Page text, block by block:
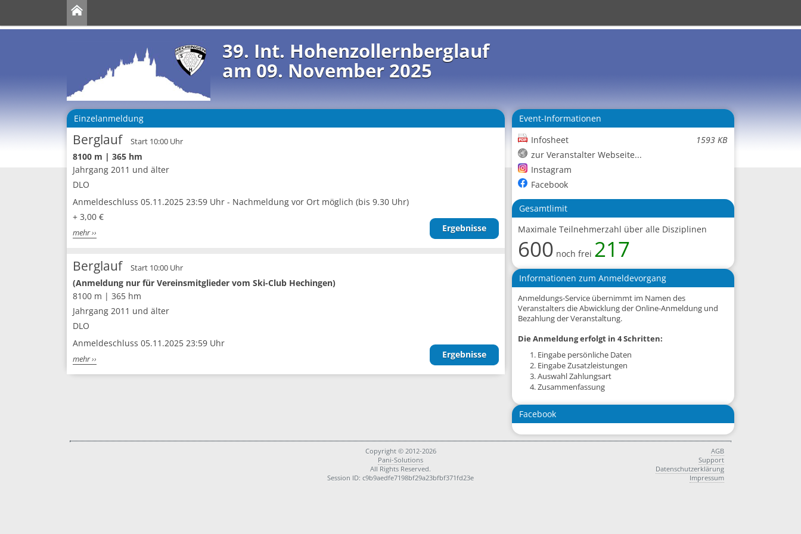
39. Int. Hohenzollernberglauf
am 09. November 2025
Einzelanmeldung
Berglauf Start 10:00 Uhr
8100 m | 365 hm
Jahrgang 2011 und älter
DLO
Anmeldeschluss 05.11.2025 23:59 Uhr - Nachmeldung vor Ort möglich (bis 9.30 Uhr)
+ 3,00 €
mehr ›› Ergebnisse
Berglauf Start 10:00 Uhr
(Anmeldung nur für Vereinsmitglieder vom Ski-Club Hechingen)
8100 m | 365 hm
Jahrgang 2011 und älter
DLO
Anmeldeschluss 05.11.2025 23:59 Uhr
mehr ›› Ergebnisse
Event-Informationen
Infosheet
1593 KB
zur Veranstalter Webseite...
Instagram
Facebook
Gesamtlimit
Maximale Teilnehmerzahl über alle Disziplinen
600 noch frei 217
Informationen zum Anmeldevorgang
Anmeldungs-Service übernimmt im Namen des
Veranstalters die Abwicklung der Online-Anmeldung und
Bezahlung der Veranstaltung.
Die Anmeldung erfolgt in 4 Schritten:
1. Eingabe persönliche Daten
2. Eingabe Zusatzleistungen
3. Auswahl Zahlungsart
4. Zusammenfassung
Facebook
Copyright © 2012-2026
Pani-Solutions
All Rights Reserved.
Session ID: c9b9aedfe7198bf29a23bfbf371fd23e
AGB
Support
Datenschutzerklärung
Impressum